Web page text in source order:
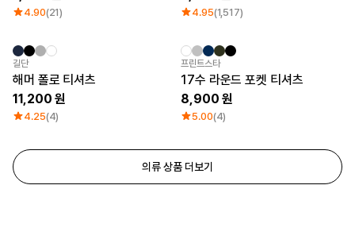
4.90(21) 4.95(1,517)
길단
해머 폴로 티셔츠
11,200
4.25(4)
프린트스타
17수 라운드 포켓 티셔츠
8,900
5.00(4)
의류 상품 더보기